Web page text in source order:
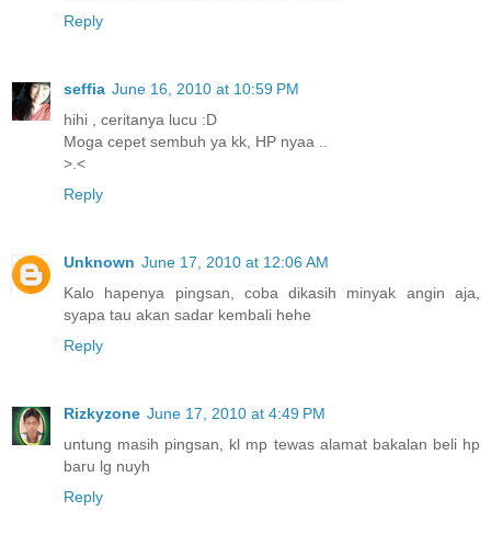
Reply
seffia June 16, 2010 at 10:59 PM
hihi , ceritanya lucu :D
Moga cepet sembuh ya kk, HP nyaa ..
>.<
Reply
Unknown June 17, 2010 at 12:06 AM
Kalo hapenya pingsan, coba dikasih minyak angin aja,
syapa tau akan sadar kembali hehe
Reply
Rizkyzone June 17, 2010 at 4:49 PM
untung masih pingsan, kl mp tewas alamat bakalan beli hp
baru lg nuyh
Reply